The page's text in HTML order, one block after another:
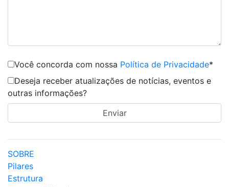
Você concorda com nossa Política de Privacidade*
Deseja receber atualizações de notícias, eventos e
outras informações?
SOBRE
Pilares
Estrutura